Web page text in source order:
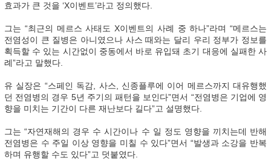
효과가 큰 것을 ‘X이벤트’라고 정의했다.
그는 “최근의 메르스 사태도 X이벤트의 사례 중 하나”라며 “메르스는
전염성이 큰 질병은 아니였으나 사스 때와는 달리 우리 정부가 정보를
획득할 수 있는 시간없이 중동에서 바로 유입돼 초기 대응에 실패한 사
례”라고 말했다.
유 실장은 “스페인 독감, 사스, 신종플루에 이어 메르스까지 대유행했
던 전염병의 경우 5년 주기의 패턴을 보인다”면서 “전염병은 기업에 영
향을 미치는 기간이 다른 재난보다 길다”고 설명했다.
그는 “자연재해의 경우 수 시간이나 수 일 정도 영향을 끼치는데 반해
전염병은 수 주일 이상 영향을 미칠 수 있다”면서 “발생과 소강을 반복
하며 유행할 수도 있다”고 덧붙였다.